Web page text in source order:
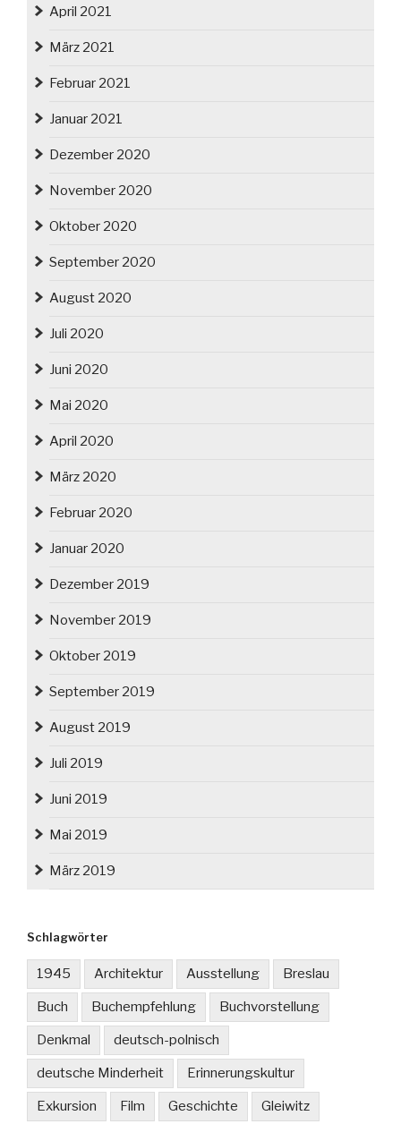
April 2021
März 2021
Februar 2021
Januar 2021
Dezember 2020
November 2020
Oktober 2020
September 2020
August 2020
Juli 2020
Juni 2020
Mai 2020
April 2020
März 2020
Februar 2020
Januar 2020
Dezember 2019
November 2019
Oktober 2019
September 2019
August 2019
Juli 2019
Juni 2019
Mai 2019
März 2019
Schlagwörter
1945 Architektur Ausstellung Breslau
Buch Buchempfehlung Buchvorstellung
Denkmal deutsch-polnisch
deutsche Minderheit Erinnerungskultur
Exkursion Film Geschichte Gleiwitz